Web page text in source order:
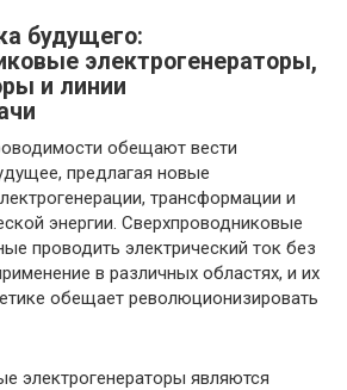
будущего:
электрогенераторы,
и линии
обещают вести
предлагая новые
трансформации и
энергии. Сверхпроводниковые
проводить электрический ток без
в различных областях, и их
обещает революционизировать
электрогенераторы являются